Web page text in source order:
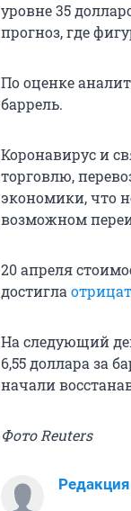
уровне 35
прогноз, где
По оценке
баррель.
Коронавирус и
торговлю,
экономики, что
возможном
20 апреля
достигла
На следующий
6,55 доллара за
начали
Фото Reuters
Редакция